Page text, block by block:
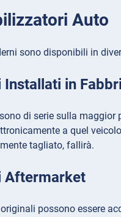
Auto
sono disponibili in
in
di serie sulla maggior
a quel
tagliato, fallirà.
Aftermarket
possono essere